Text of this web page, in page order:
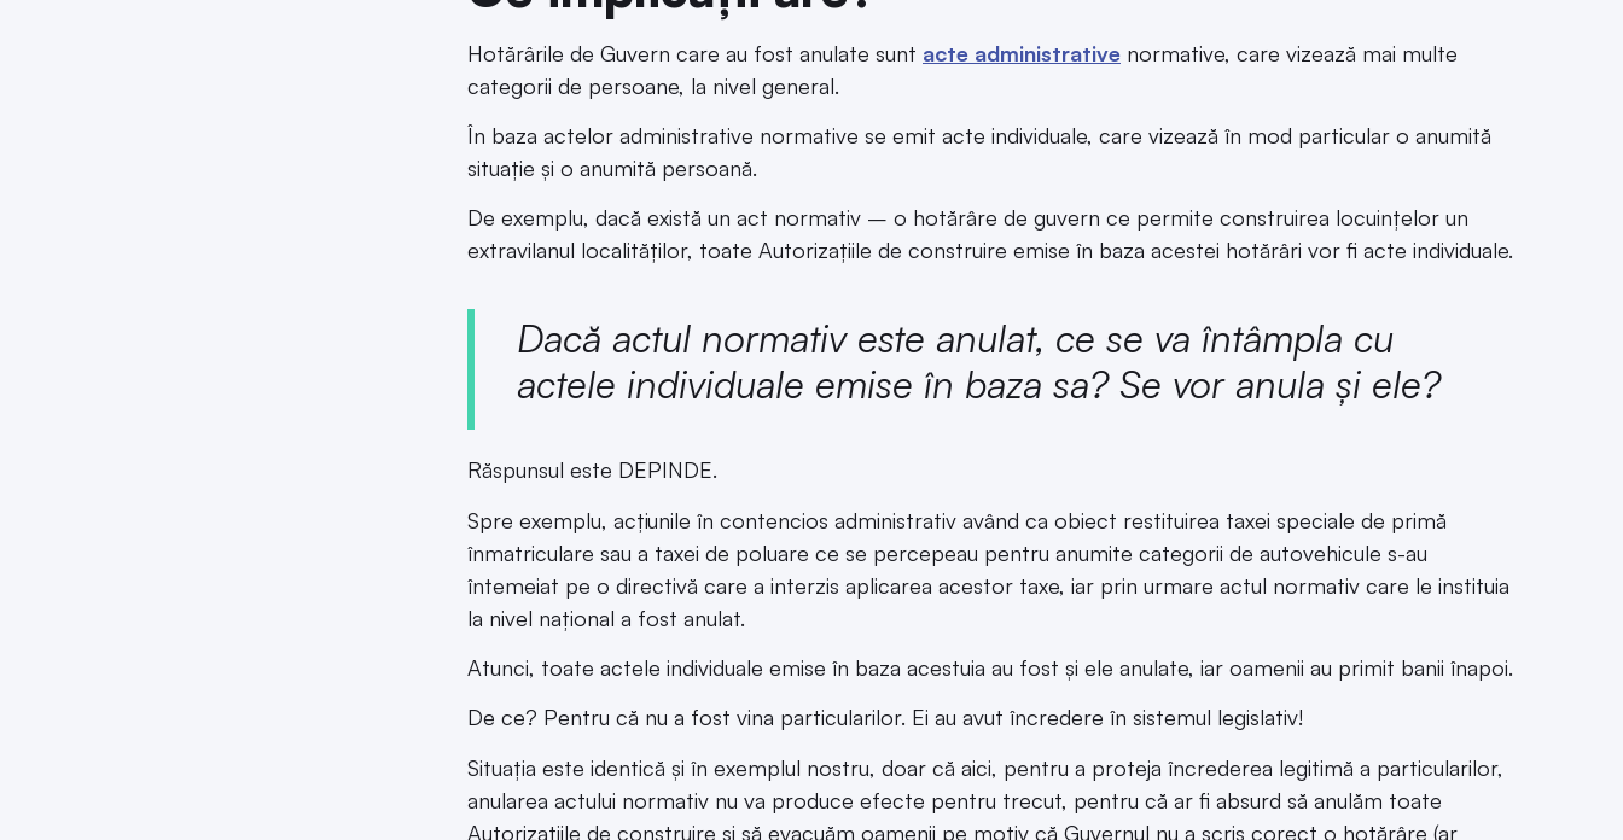
Hotărârile de Guvern care au fost anulate sunt acte administrative normative, care vizează mai multe
categorii de persoane, la nivel general.
În baza actelor administrative normative se emit acte individuale, care vizează în mod particular o anumită
situație și o anumită persoană.
De exemplu, dacă există un act normativ – o hotărâre de guvern ce permite construirea locuințelor un
extravilanul localităților, toate Autorizațiile de construire emise în baza acestei hotărâri vor fi acte individuale.
Dacă actul normativ este anulat, ce se va întâmpla cu
actele individuale emise în baza sa? Se vor anula și ele?
Răspunsul este DEPINDE.
Spre exemplu, acțiunile în contencios administrativ având ca obiect restituirea taxei speciale de primă
înmatriculare sau a taxei de poluare ce se percepeau pentru anumite categorii de autovehicule s-au
întemeiat pe o directivă care a interzis aplicarea acestor taxe, iar prin urmare actul normativ care le instituia
la nivel național a fost anulat.
Atunci, toate actele individuale emise în baza acestuia au fost și ele anulate, iar oamenii au primit banii înapoi.
De ce? Pentru că nu a fost vina particularilor. Ei au avut încredere în sistemul legislativ!
Situația este identică și în exemplul nostru, doar că aici, pentru a proteja încrederea legitimă a particularilor,
anularea actului normativ nu va produce efecte pentru trecut, pentru că ar fi absurd să anulăm toate
Autorizațiile de construire și să evacuăm oamenii pe motiv că Guvernul nu a scris corect o hotărâre (ar